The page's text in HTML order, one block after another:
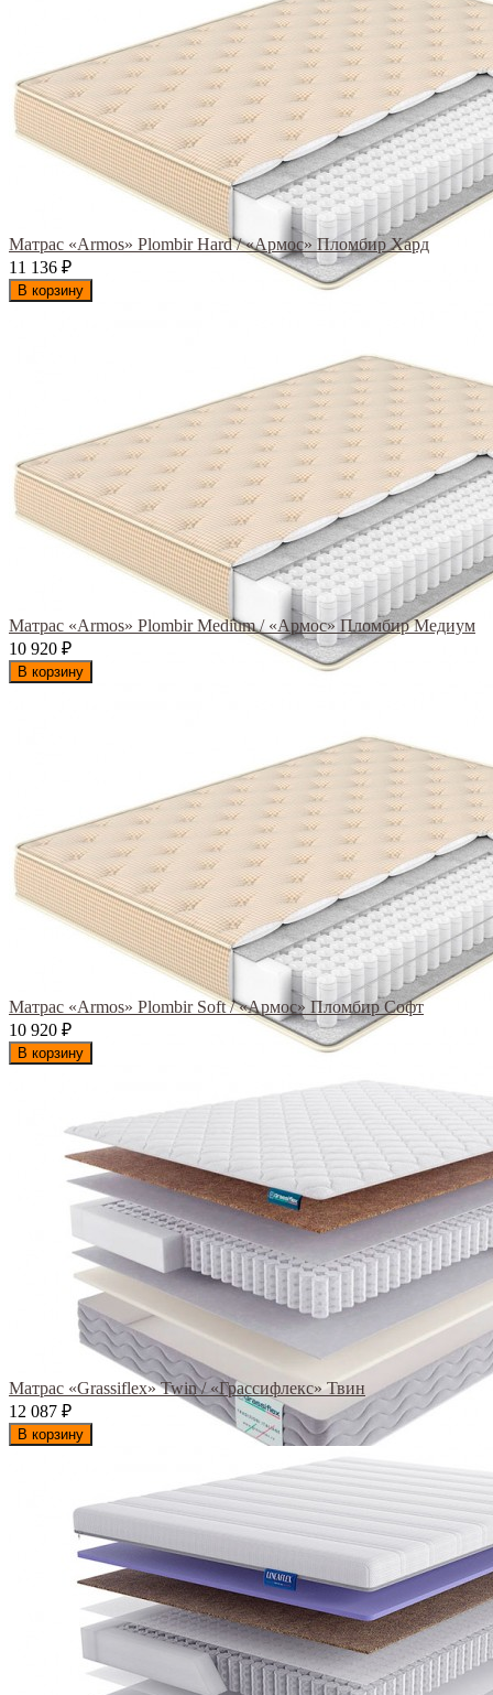
Матрас «Armos» Plombir Hard / «Армос» Пломбир Хард
11 136 ₽
В корзину
Матрас «Armos» Plombir Medium / «Армос» Пломбир Медиум
10 920 ₽
В корзину
Матрас «Armos» Plombir Soft / «Армос» Пломбир Софт
10 920 ₽
В корзину
Матрас «Grassiflex» Twin / «Грассифлекс» Твин
12 087 ₽
В корзину